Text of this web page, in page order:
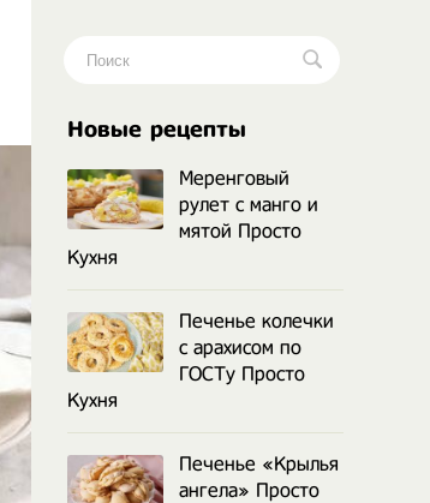
Новые рецепты
Меренговый
рулет с манго и
мятой Просто
Кухня
Печенье колечки
с арахисом по
ГОСТу Просто
Кухня
Печенье «Крылья
ангела» Просто